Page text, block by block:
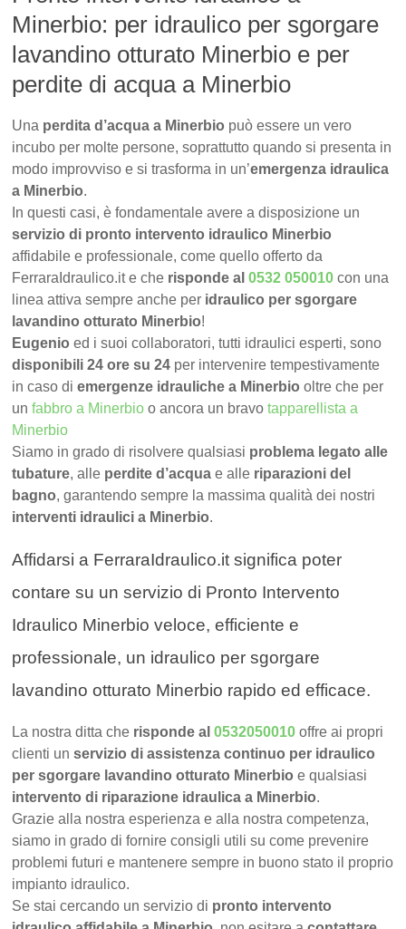
Minerbio: per idraulico per sgorgare
lavandino otturato Minerbio e per
perdite di acqua a Minerbio
Una perdita d’acqua a Minerbio può essere un vero
incubo per molte persone, soprattutto quando si presenta in
modo improvviso e si trasforma in un’emergenza idraulica
a Minerbio.
In questi casi, è fondamentale avere a disposizione un
servizio di pronto intervento idraulico Minerbio
affidabile e professionale, come quello offerto da
FerraraIdraulico.it e che risponde al0532 050010 con una
linea attiva sempre anche per idraulico per sgorgare
lavandino otturato Minerbio!
Eugenio ed i suoi collaboratori, tutti idraulici esperti, sono
disponibili 24 ore su 24 per intervenire tempestivamente
in caso diemergenze idrauliche a Minerbiooltre che per
unfabbro a Minerbio o ancora un bravotapparellista a
Minerbio
Siamo in grado di risolvere qualsiasi problema legato alle
tubature, alle perdite d’acqua e alle riparazioni del
bagno, garantendo sempre la massima qualità dei nostri
interventi idraulici a Minerbio.
Affidarsi a FerraraIdraulico.it significa poter
contare su un servizio di Pronto Intervento
Idraulico Minerbio veloce, efficiente e
professionale, un idraulico per sgorgare
lavandino otturato Minerbio rapido ed efficace.
La nostra ditta che risponde al0532050010 offre ai propri
clienti unservizio di assistenza continuo per idraulico
per sgorgare lavandino otturato Minerbio e qualsiasi
intervento di riparazione idraulica a Minerbio.
Grazie alla nostra esperienza e alla nostra competenza,
siamo in grado di fornire consigli utili su come prevenire
problemi futuri e mantenere sempre in buono stato il proprio
impianto idraulico.
Se stai cercando un servizio di pronto intervento